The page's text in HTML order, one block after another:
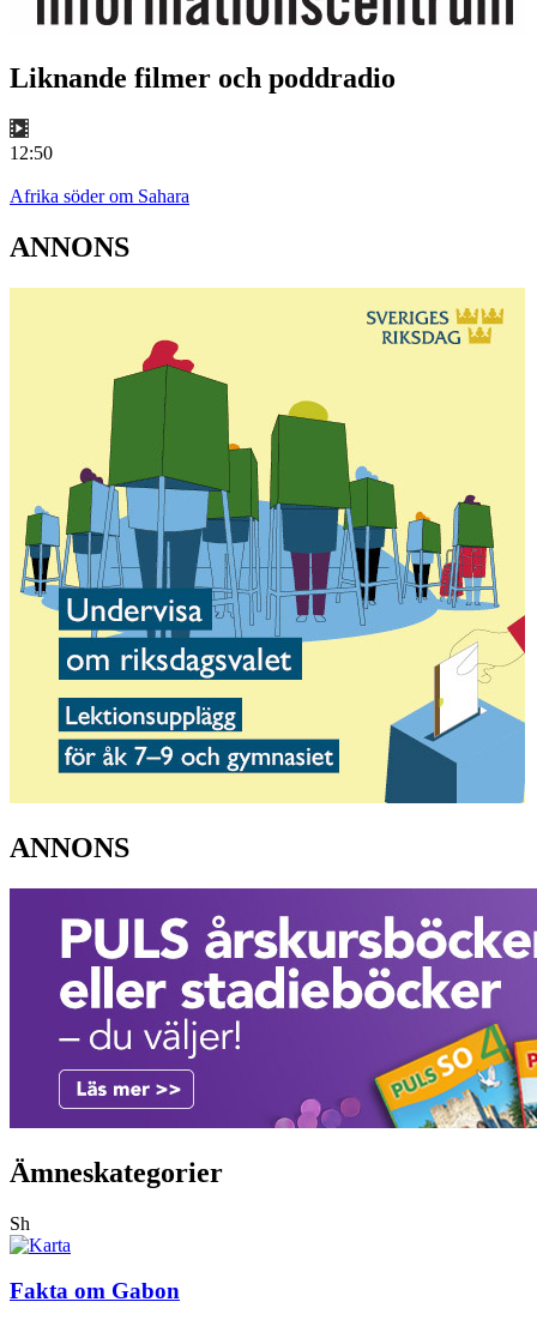
Liknande filmer och poddradio
12:50
Afrika söder om Sahara
ANNONS
ANNONS
Ämneskategorier
Sh
Fakta om Gabon